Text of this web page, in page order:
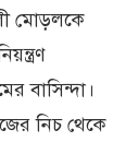
মোড়লকে
বাসিন্দা।
নিচ থেকে